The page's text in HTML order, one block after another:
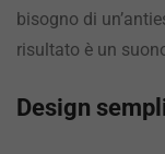
bisogno di
risultato è un
Design